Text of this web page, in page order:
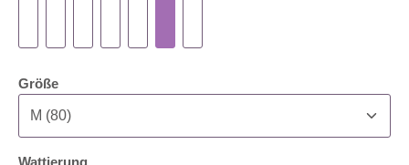
Größeauswählen
Wattierungauswählen